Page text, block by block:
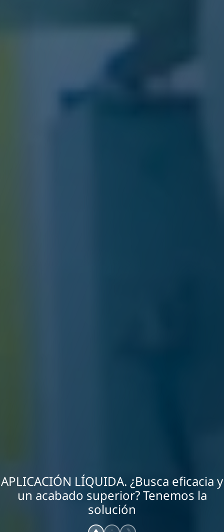
APLICACIÓN LÍQUIDA. ¿Busca eficacia y
un acabado superior? Tenemos la
solución